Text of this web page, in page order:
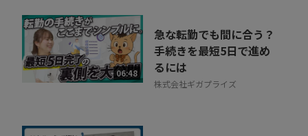
06:48
急な転勤でも間に合う？
手続きを最短5日で進め
るには
株式会社ギガプライズ